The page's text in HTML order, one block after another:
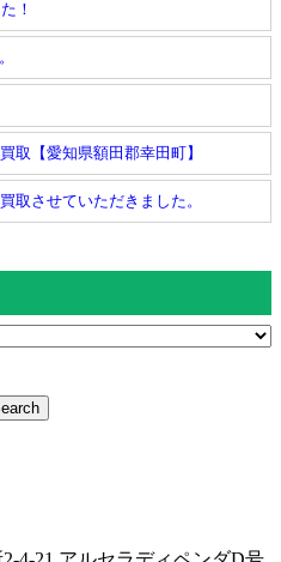
！
取【愛知県額田郡幸田町】
取させていただきました。